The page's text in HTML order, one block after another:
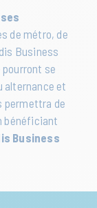
de métro, de
Business
pourront se
alternance et
permettra de
bénéficiant
Business